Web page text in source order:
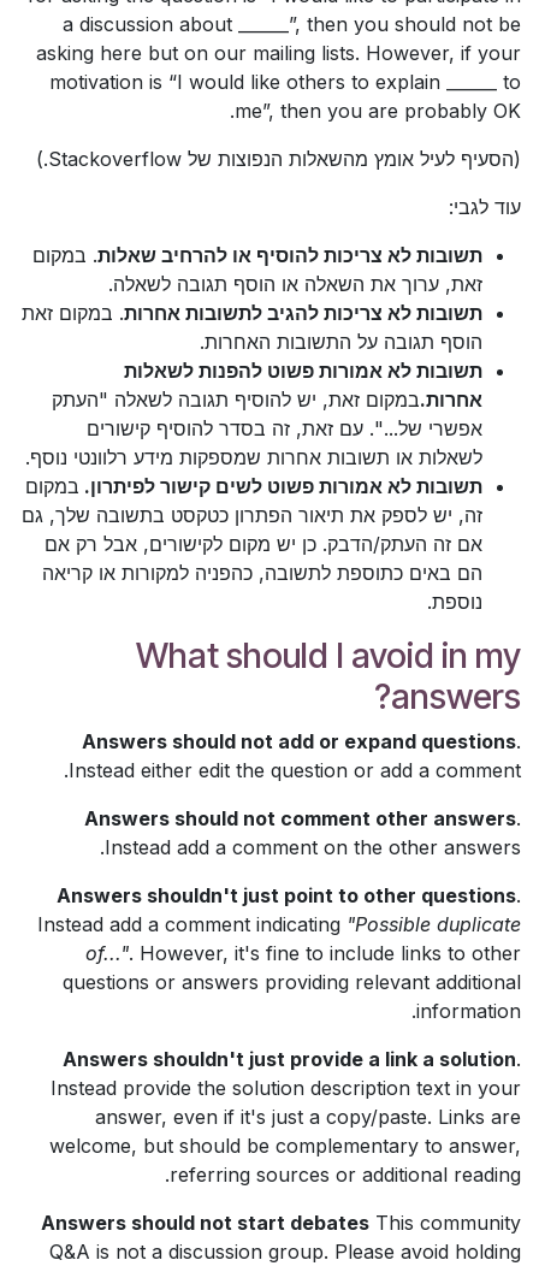
a discussion about ______”, then you should not be
asking here but on our mailing lists. However, if your
motivation is “I would like others to explain ______ to
me”, then you are probably OK.
(הסעיף לעיל אומץ מהשאלות הנפוצות של Stackoverflow.)
עוד לגבי:
תשובות לא צריכות להוסיף או להרחיב שאלות. במקום
זאת, ערוך את השאלה או הוסף תגובה לשאלה.
תשובות לא צריכות להגיב לתשובות אחרות. במקום זאת
הוסף תגובה על התשובות האחרות.
תשובות לא אמורות פשוט להפנות לשאלות
אחרות.במקום זאת, יש להוסיף תגובה לשאלה "העתק
אפשרי של...". עם זאת, זה בסדר להוסיף קישורים
לשאלות או תשובות אחרות שמספקות מידע רלוונטי נוסף.
תשובות לא אמורות פשוט לשים קישור לפיתרון. במקום
זה, יש לספק את תיאור הפתרון כטקסט בתשובה שלך, גם
אם זה העתק/הדבק. כן יש מקום לקישורים, אבל רק אם
הם באים כתוספת לתשובה, כהפניה למקורות או קריאה
נוספת.
What should I avoid in my
answers?
Answers should not add or expand questions.
Instead either edit the question or add a comment.
Answers should not comment other answers.
Instead add a comment on the other answers.
Answers shouldn't just point to other questions.
Instead add a comment indicating "Possible duplicate
of...". However, it's fine to include links to other
questions or answers providing relevant additional
information.
Answers shouldn't just provide a link a solution.
Instead provide the solution description text in your
answer, even if it's just a copy/paste. Links are
welcome, but should be complementary to answer,
referring sources or additional reading.
Answers should not start debates This community
Q&A is not a discussion group. Please avoid holding